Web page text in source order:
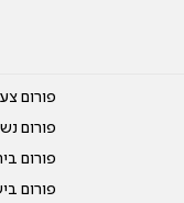
פורום
פורום
פורום
פורום